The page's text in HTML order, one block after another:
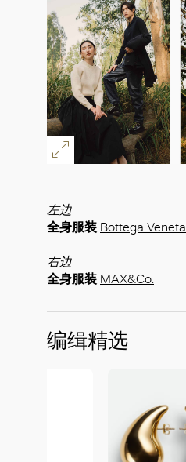
左边
全身服装 Bottega Veneta
右边
全身服装 MAX&Co.
编缉精选